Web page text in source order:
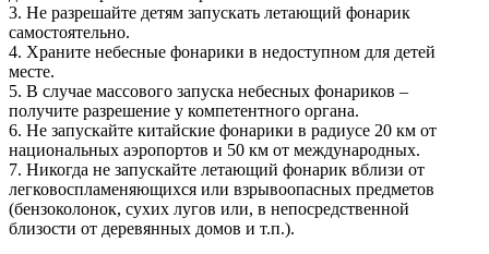
3. Не разрешайте детям запускать летающий фонарик
самостоятельно.
4. Храните небесные фонарики в недоступном для детей
месте.
5. В случае массового запуска небесных фонариков –
получите разрешение у компетентного органа.
6. Не запускайте китайские фонарики в радиусе 20 км от
национальных аэропортов и 50 км от международных.
7. Никогда не запускайте летающий фонарик вблизи от
легковоспламеняющихся или взрывоопасных предметов
(бензоколонок, сухих лугов или, в непосредственной
близости от деревянных домов и т.п.).